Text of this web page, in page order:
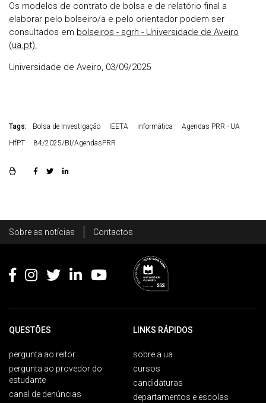
Os modelos de contrato de bolsa e de relatório final a
elaborar pelo bolseiro/a e pelo orientador podem ser
consultados em bolseiros - sgrh - Universidade de Aveiro
(ua.pt).
Universidade de Aveiro, 03/09/2025
Tags: Bolsa de Investigação IEETA informática
Agendas PRR - UA
HfPT
84/2025/BI/AgendasPRR
Footer
Sobre as notícias Contactos
QUESTÕES
pergunta ao reitor
pergunta ao provedor do
estudante
canal de denúncias
LINKS RÁPIDOS
sobre a ua
cursos
candidaturas
departamentos e escolas